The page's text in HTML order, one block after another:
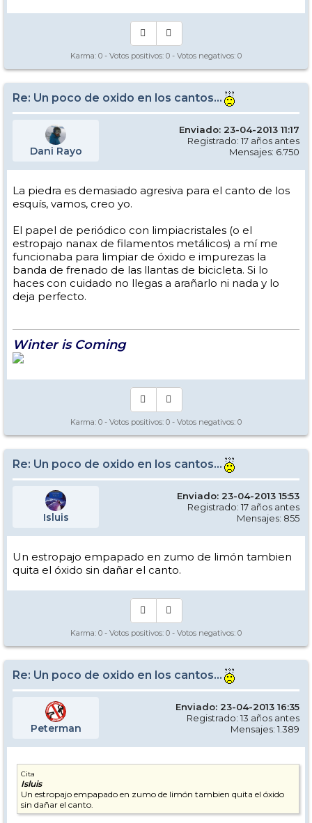
Karma: 0 - Votos positivos: 0 - Votos negativos: 0
Re: Un poco de oxido en los cantos...
Dani Rayo
Enviado: 23-04-2013 11:17
Registrado: 17 años antes
Mensajes: 6.750
La piedra es demasiado agresiva para el canto de los
esquís, vamos, creo yo.
El papel de periódico con limpiacristales (o el
estropajo nanax de filamentos metálicos) a mí me
funcionaba para limpiar de óxido e impurezas la
banda de frenado de las llantas de bicicleta. Si lo
haces con cuidado no llegas a arañarlo ni nada y lo
deja perfecto.
Winter is Coming
Karma: 0 - Votos positivos: 0 - Votos negativos: 0
Re: Un poco de oxido en los cantos...
Isluis
Enviado: 23-04-2013 15:53
Registrado: 17 años antes
Mensajes: 855
Un estropajo empapado en zumo de limón tambien
quita el óxido sin dañar el canto.
Karma: 0 - Votos positivos: 0 - Votos negativos: 0
Re: Un poco de oxido en los cantos...
Peterman
Enviado: 23-04-2013 16:35
Registrado: 13 años antes
Mensajes: 1.389
Cita
Isluis
Un estropajo empapado en zumo de limón tambien quita el óxido
sin dañar el canto.